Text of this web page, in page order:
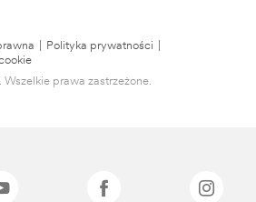
Polityka prywatności
prawa zastrzeżone.